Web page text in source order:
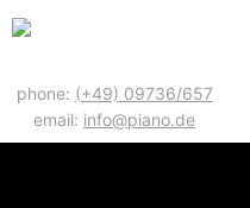
phone: (+49) 09736/657
email: info@piano.de